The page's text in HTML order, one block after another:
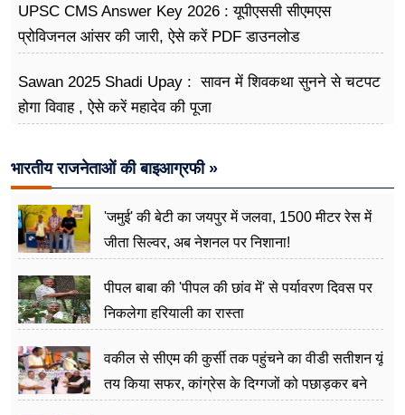
UPSC CMS Answer Key 2026 : यूपीएससी सीएमएस
प्रोविजनल आंसर की जारी, ऐसे करें PDF डाउनलोड
Sawan 2025 Shadi Upay : सावन में शिवकथा सुनने से चटपट
होगा विवाह , ऐसे करें महादेव की पूजा
भारतीय राजनेताओं की बाइआग्रफी »
'जमुई' की बेटी का जयपुर में जलवा, 1500 मीटर रेस में
जीता सिल्वर, अब नेशनल पर निशाना!
पीपल बाबा की 'पीपल की छांव में' से पर्यावरण दिवस पर
निकलेगा हरियाली का रास्ता
वकील से सीएम की कुर्सी तक पहुंचने का वीडी सतीशन यूं
तय किया सफर, कांग्रेस के दिग्गजों को पछाड़कर बने